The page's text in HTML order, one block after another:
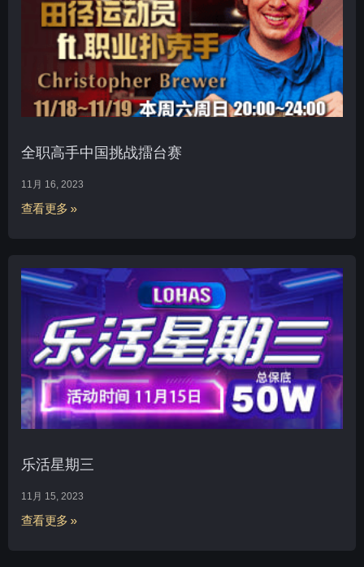
全职高手中国挑战擂台赛
11月 16, 2023
查看更多 »
乐活星期三
11月 15, 2023
查看更多 »